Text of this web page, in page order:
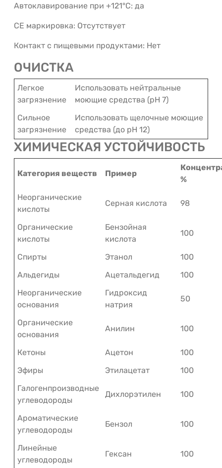
Автоклавирование при +121°C: да
CE маркировка: Отсутствует
Контакт с пищевыми продуктами: Нет
ОЧИСТКА
Легкое
загрязнение
Использовать нейтральные
моющие средства (pH 7)
Сильное
загрязнение
Использовать щелочные моющие
средства (до pH 12)
ХИМИЧЕСКАЯ УСТОЙЧИВОСТЬ
Категория веществ Пример
%
Неорганические
кислоты
Серная кислота 98
Органические
кислоты
Бензойная
кислота
100
Спирты Этанол
100
Альдегиды
Ацетальдегид
100
Неорганические
основания
Гидроксид
натрия
50
Органические
основания
Анилин 100
Кетоны Ацетон
100
Эфиры
Этилацетат
100
Галогенпроизводные
углеводороды
Дихлорэтилен 100
Ароматические
углеводороды
Бензол 100
Линейные
углеводороды
Гексан 100